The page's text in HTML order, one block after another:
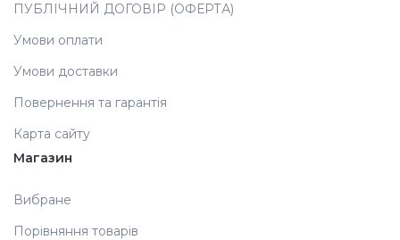
ПУБЛІЧНИЙ ДОГОВІР (ОФЕРТА)
Умови оплати
Умови доставки
Повернення та гарантія
Карта сайту
Магазин
Вибране
Порівняння товарів